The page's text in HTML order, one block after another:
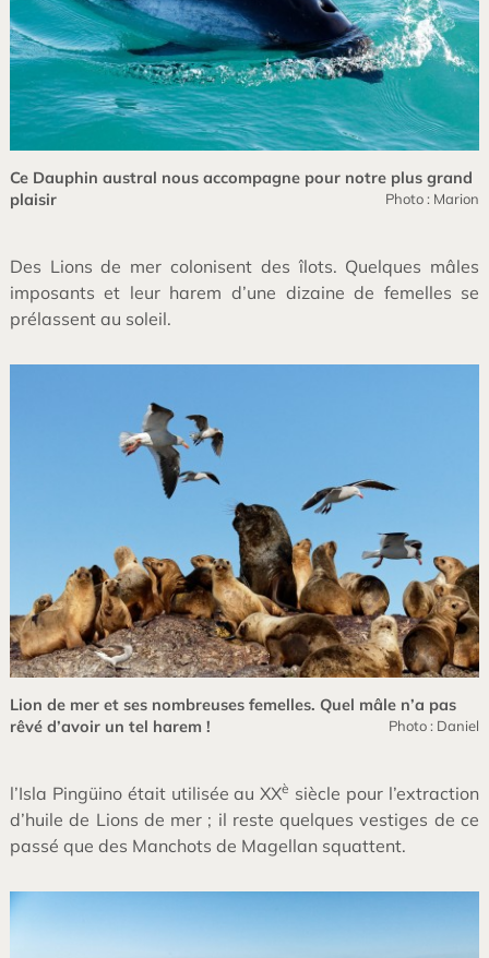
Ce Dauphin austral nous accompagne pour notre plus grand
plaisir
Photo : Marion
Des Lions de mer colonisent des îlots. Quelques mâles
imposants et leur harem d’une dizaine de femelles se
prélassent au soleil.
Lion de mer et ses nombreuses femelles. Quel mâle n’a pas
rêvé d’avoir un tel harem !
Photo : Daniel
l’Isla Pingüino était utilisée au XXè siècle pour l’extraction
d’huile de Lions de mer ; il reste quelques vestiges de ce
passé que des Manchots de Magellan squattent.